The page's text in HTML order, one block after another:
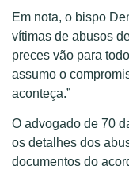
Em nota, o bispo
vítimas de abusos
preces vão para
assumo o
aconteça.”
O advogado de 70
os detalhes dos
documentos do